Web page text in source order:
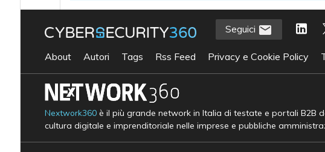
Seguici
About Autori Tags Rss Feed Privacy e Cookie Policy
Nextwork360è il più grande network in Italia di testate e portali B2B
cultura digitale e imprenditoriale nelle imprese e pubbliche